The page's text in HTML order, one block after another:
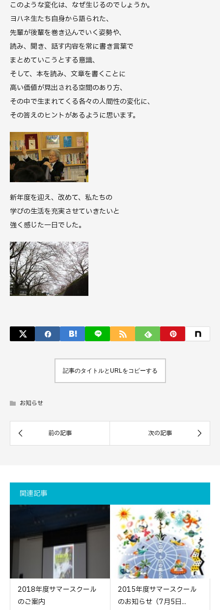
このような変化は、なぜ生じるのでしょうか。
ヨハネ生たち自身から語られた、
先輩が後輩を巻き込んでいく姿勢や、
読み、聞き、話す内容を常に書き言葉で
まとめていこうとする意識、
そして、本を読み、文章を書くことに
高い価値が見出される空間のあり方、
その中で生まれてくる各々の人間性の変化に、
その答えのヒントがあるように思います。
新年度を迎え、改めて、私たちの
学びの生活を充実させていきたいと
強く感じた一日でした。
記事のタイトルとURLをコピーする
お知らせ
関連記事
2018年度サマースクール
のご案内
2015年度サマースクール
のお知らせ（7月5日...